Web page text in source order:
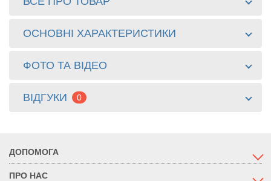
ОСНОВНІ ХАРАКТЕРИСТИКИ
ФОТО ТА ВІДЕО
ВІДГУКИ 0
ДОПОМОГА
ПРО НАС